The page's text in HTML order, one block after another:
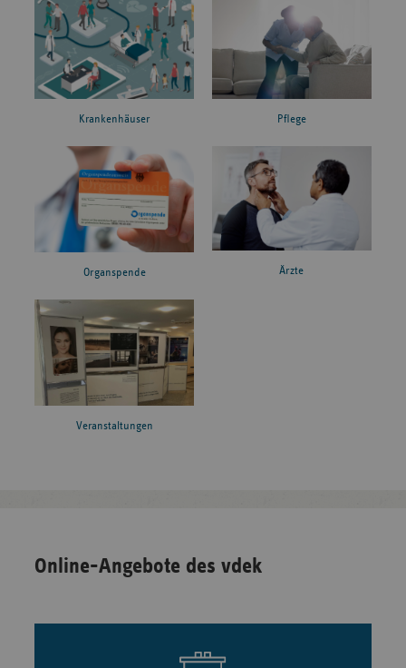
Krankenhäuser Pflege
Organspende Ärzte
Veranstaltungen
Online-Angebote des vdek